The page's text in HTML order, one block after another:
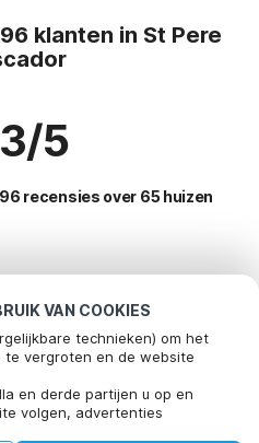
VAN COOKIES
technieken) om het
te vergroten en de website
en derde partijen u op en
volgen, advertenties
klanten in St Pere
5
recensies over 65 huizen
voor vakantie
pere-pescador
in St-pere-